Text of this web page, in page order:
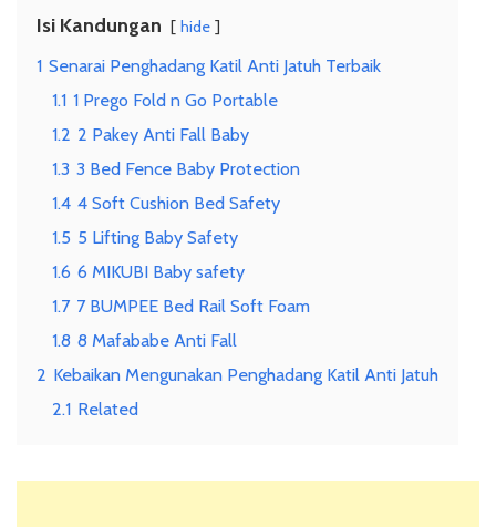
Isi Kandungan hide
1 Senarai Penghadang Katil Anti Jatuh Terbaik
1.1 1 Prego Fold n Go Portable
1.2 2 Pakey Anti Fall Baby
1.3 3 Bed Fence Baby Protection
1.4 4 Soft Cushion Bed Safety
1.5 5 Lifting Baby Safety
1.6 6 MIKUBI Baby safety
1.7 7 BUMPEE Bed Rail Soft Foam
1.8 8 Mafababe Anti Fall
2 Kebaikan Mengunakan Penghadang Katil Anti Jatuh
2.1 Related